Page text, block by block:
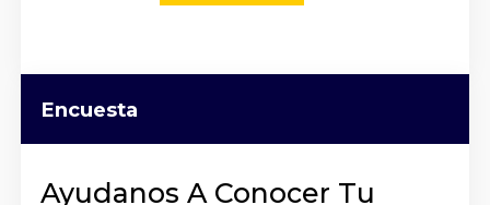
Encuesta
Ayudanos A Conocer Tu